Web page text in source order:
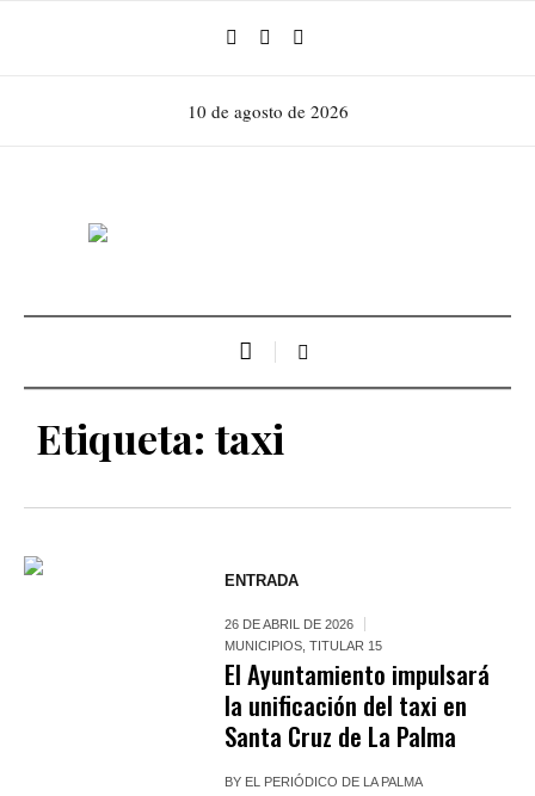
10 de agosto de 2026
Etiqueta: taxi
ENTRADA
26 DE ABRIL DE 2026
MUNICIPIOS ,TITULAR 15
El Ayuntamiento impulsará
la unificación del taxi en
Santa Cruz de La Palma
BY EL PERIÓDICO DE LA PALMA